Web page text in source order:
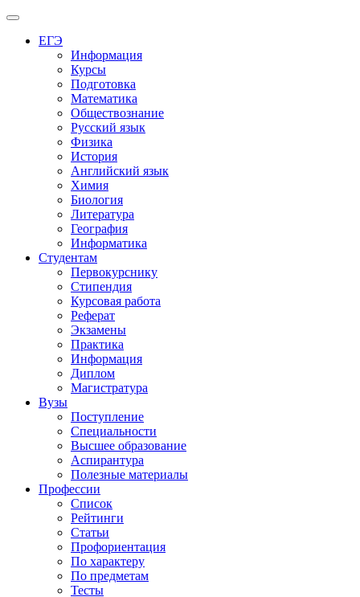
Меню
ЕГЭ
Информация
Курсы
Подготовка
Математика
Обществознание
Русский язык
Физика
История
Английский язык
Химия
Биология
Литература
География
Информатика
Студентам
Первокурснику
Стипендия
Курсовая работа
Реферат
Экзамены
Практика
Информация
Диплом
Магистратура
Вузы
Поступление
Специальности
Высшее образование
Аспирантура
Полезные материалы
Профессии
Список
Рейтинги
Статьи
Профориентация
По характеру
По предметам
Тесты